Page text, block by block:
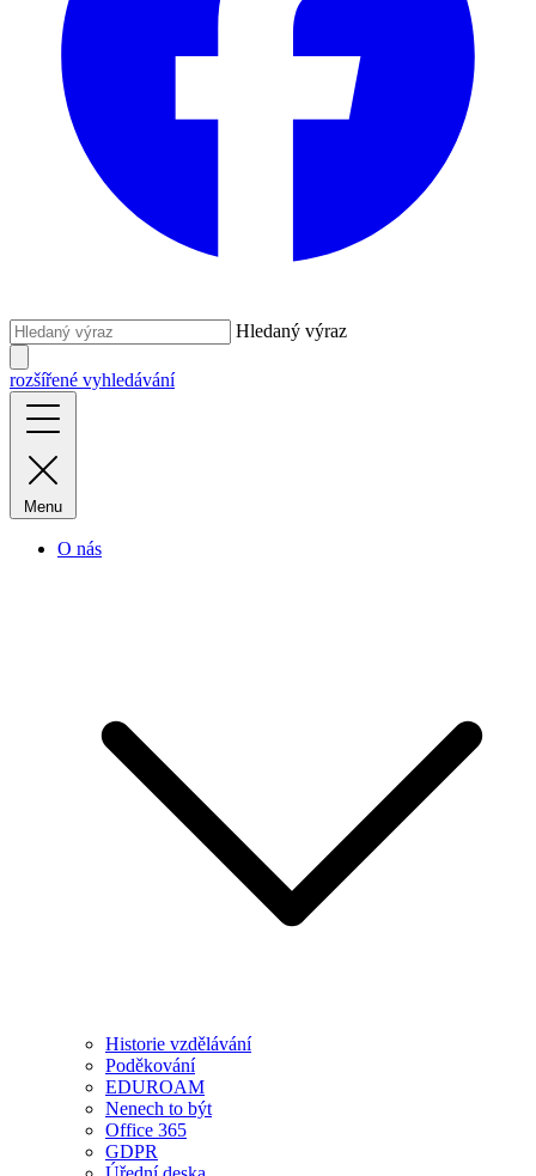
Hledaný výraz
rozšířené vyhledávání
Menu
O nás
Historie vzdělávání
Poděkování
EDUROAM
Nenech to být
Office 365
GDPR